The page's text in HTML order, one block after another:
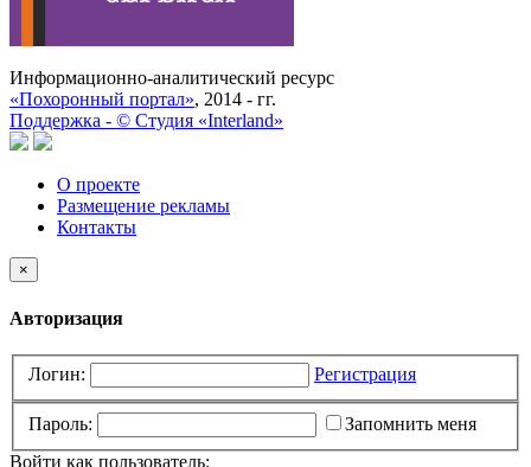
Информационно-аналитический ресурс
«Похоронный портал», 2014 - гг.
Поддержка - © Cтудия «Interland»
О проекте
Размещение рекламы
Контакты
×
Авторизация
Логин: Регистрация
Пароль:
Запомнить меня
Войти как пользователь: